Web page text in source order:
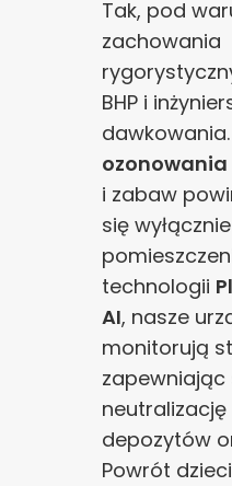
Tak, pod
zachowania
BHP i
i zabaw
się
technologii
AI, nasze
monitorują
zapewniając
depozytów
Powrót